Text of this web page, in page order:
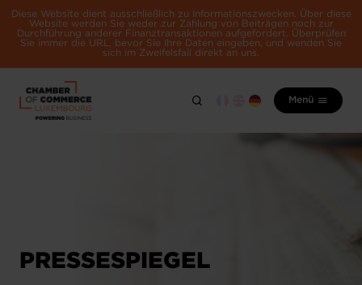
Diese Website dient ausschließlich zu Informationszwecken. Über diese
Website werden Sie weder zur Zahlung von Beiträgen noch zur
Durchführung anderer Finanztransaktionen aufgefordert. Überprüfen
Sie immer die URL, bevor Sie Ihre Daten eingeben, und wenden Sie
sich im Zweifelsfall direkt an uns.
Menü
PRESSESPIEGEL